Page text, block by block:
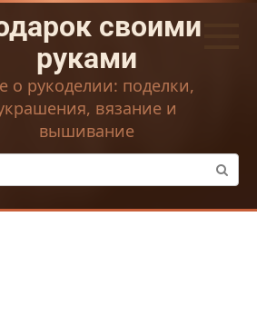
своими
руками
о рукоделии: поделки,
вязание и
вышивание